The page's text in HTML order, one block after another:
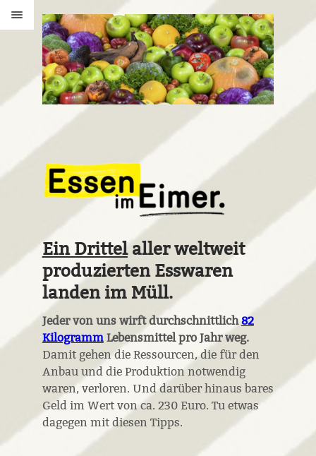
Ein Drittelaller weltweit
produzierten Esswaren
landen im Müll.
Jeder von uns wirft durchschnittlich82
KilogrammLebensmittelpro Jahr weg.
Damit gehen die Ressourcen, die für den
Anbau und die Produktion notwendig
waren, verloren. Und darüber hinaus bares
Geld im Wert von ca. 230 Euro. Tu etwas
dagegen mit diesen Tipps.